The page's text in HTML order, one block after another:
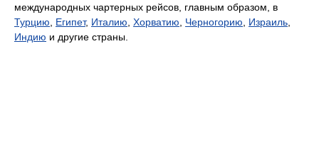
международных чартерных рейсов, главным образом, в
Турцию
Египет, Италию Хорватию Черногорию Израиль
Индию и другие страны.